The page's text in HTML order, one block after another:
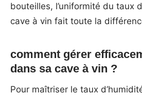
bouteilles, l’uniformité du taux
cave à vin fait toute la
comment gérer
dans sa cave à vin ?
Pour maîtriser le taux